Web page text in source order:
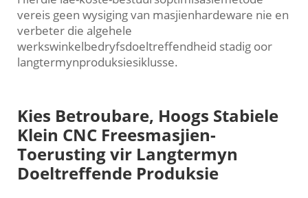
vereis geen wysiging van masjienhardeware nie en
verbeter die algehele
werkswinkelbedryfsdoeltreffendheid stadig oor
langtermynproduksiesiklusse.
Kies Betroubare, Hoogs Stabiele
Klein CNC Freesmasjien-
Toerusting vir Langtermyn
Doeltreffende Produksie